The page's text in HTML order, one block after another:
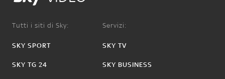
Tutti i siti di Sky:
SKY SPORT
SKY TG 24
Servizi:
SKY TV
SKY BUSINESS